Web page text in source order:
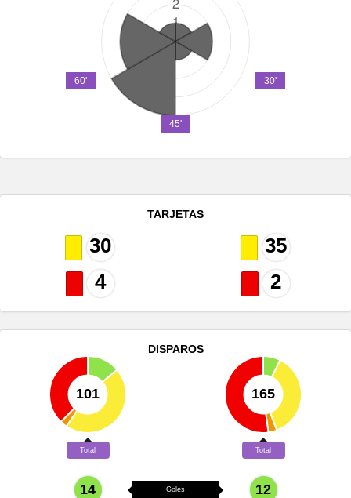
30'
45'
60'
TARJETAS
30
4
35
2
DISPAROS
101
Total
14
165
Total
12
Goles